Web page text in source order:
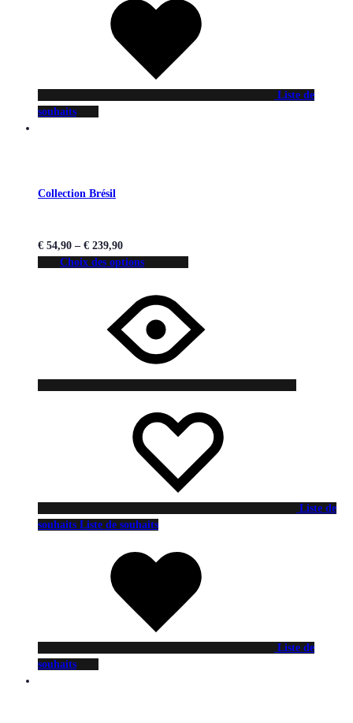
Liste de
souhaits
Collection Brésil
€ 54,90 – € 239,90
Choix des options
Liste de
souhaits Liste de souhaits
Liste de
souhaits